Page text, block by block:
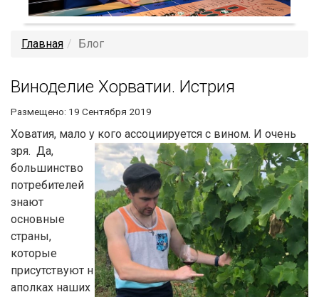
Главная Блог
Виноделие Хорватии. Истрия
Размещено: 19 Сентября 2019
Ховатия, мало у кого ассоциируется с вином. И очень
зря. Да,
большинство
потребителей
знают
основные
страны,
которые
присутствуют н
аполках наших